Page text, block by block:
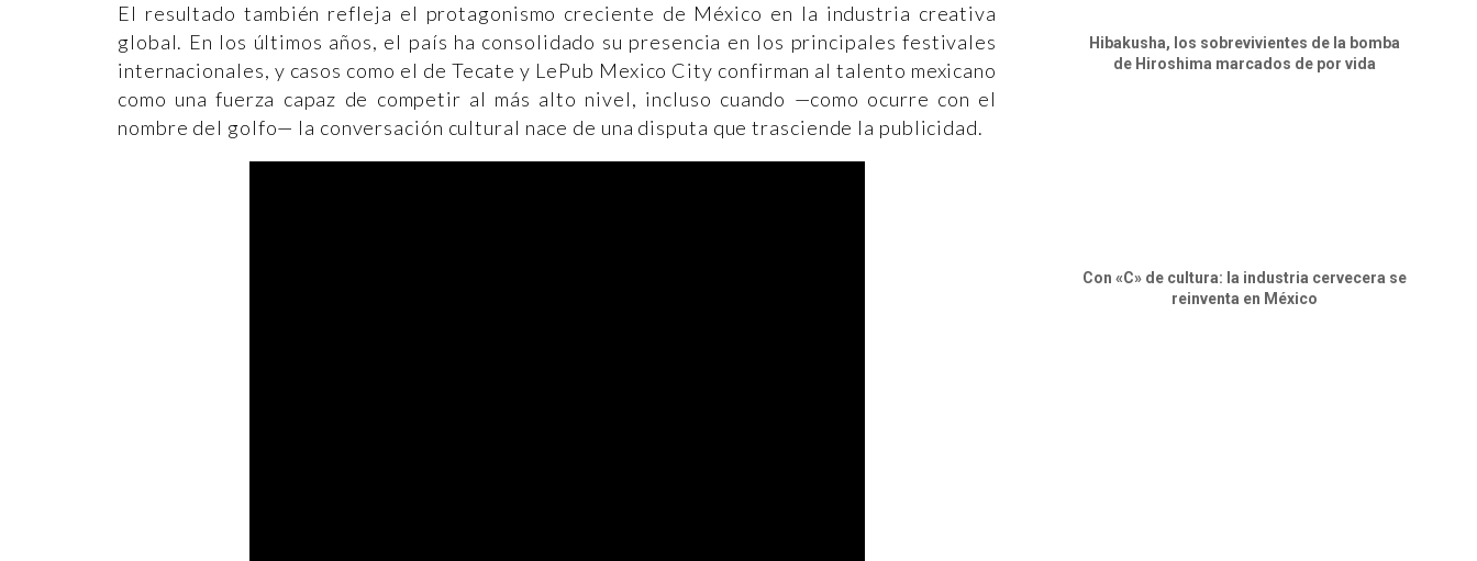
El resultado también refleja el protagonismo creciente de México en la industria creativa
global. En los últimos años, el país ha consolidado su presencia en los principales festivales
internacionales, y casos como el de Tecate y LePub Mexico City confirman al talento mexicano
como una fuerza capaz de competir al más alto nivel, incluso cuando —como ocurre con el
nombre del golfo— la conversación cultural nace de una disputa que trasciende la publicidad.
Hibakusha, los sobrevivientes de la bomba
de Hiroshima marcados de por vida
Con «C» de cultura: la industria cervecera se
reinventa en México